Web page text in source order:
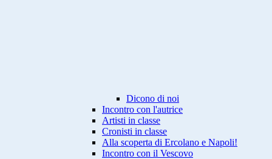
Dicono di noi
Incontro con l'autrice
Artisti in classe
Cronisti in classe
Alla scoperta di Ercolano e Napoli!
Incontro con il Vescovo